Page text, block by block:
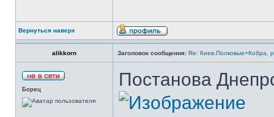
Вернуться наверх
alikkorn Заголовок сообщения: Re: Киев.Полковые+Кобра,
Борец Постанова